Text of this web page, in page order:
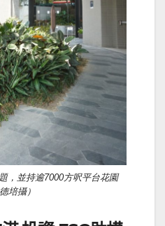
，並持逾7000方呎平台花園
培攝）